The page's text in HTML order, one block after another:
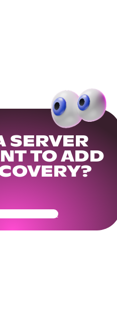
SERVER
TO ADD
Ready